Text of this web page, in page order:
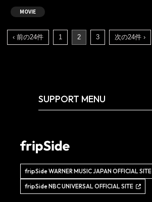
MOVIE
‹ 前の24件 1 2 3 次の24件 ›
SUPPORT MENU
fripSide WARNER MUSIC JAPAN OFFICIAL SITE
fripSide NBC UNIVERSAL OFFICIAL SITE